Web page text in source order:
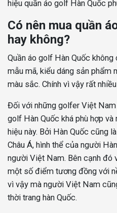
hiệu quần áo golf Hàn Quốc
Có nên mua quần
hay không?
Quần áo golf Hàn Quốc
mẫu mã, kiểu dáng sản phẩm
màu sắc. Chính vì vậy rất
Đối với những golfer Việt
golf Hàn Quốc khá phù hợp
hiệu này. Bởi Hàn Quốc cũng
Châu Á, hình thể của người
người Việt Nam. Bên cạnh đó
một số điểm tương đồng với
vì vậy mà người Việt Nam
thời trang hàn Quốc.